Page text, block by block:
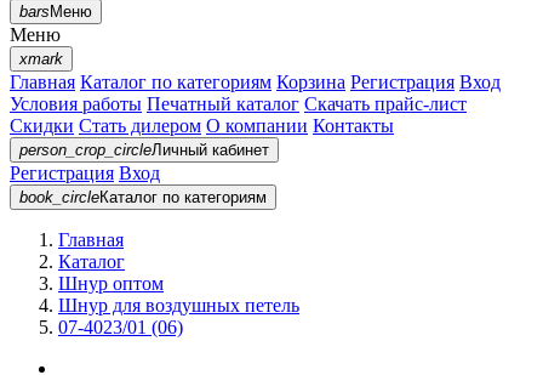
barsМеню
Меню
xmark
Главная Каталог по категориям Корзина Регистрация Вход
Условия работы Печатный каталог Скачать прайс-лист
Скидки Стать дилером О компании Контакты
person_crop_circleЛичный кабинет
Регистрация Вход
book_circleКаталог по категориям
Главная
Каталог
Шнур оптом
Шнур для воздушных петель
07-4023/01 (06)